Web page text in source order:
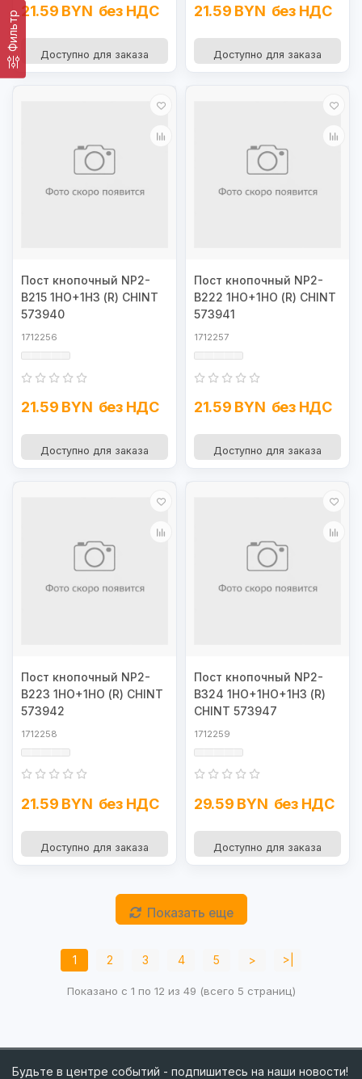
Фильтр21.59 BYN без НДС
Доступно для заказа
21.59 BYN без НДС
Доступно для заказа
Пост кнопочный NP2-
B215 1НО+1НЗ (R) CHINT
573940
1712256
21.59 BYN без НДС
Доступно для заказа
Пост кнопочный NP2-
B222 1НО+1НО (R) CHINT
573941
1712257
21.59 BYN без НДС
Доступно для заказа
Пост кнопочный NP2-
B223 1НО+1НО (R) CHINT
573942
1712258
21.59 BYN без НДС
Доступно для заказа
Пост кнопочный NP2-
B324 1НО+1НО+1НЗ (R)
CHINT 573947
1712259
29.59 BYN без НДС
Доступно для заказа
Показать еще
1 2 3 4 5 > >|
Показано с 1 по 12 из 49 (всего 5 страниц)
Будьте в центре событий - подпишитесь на наши новости!